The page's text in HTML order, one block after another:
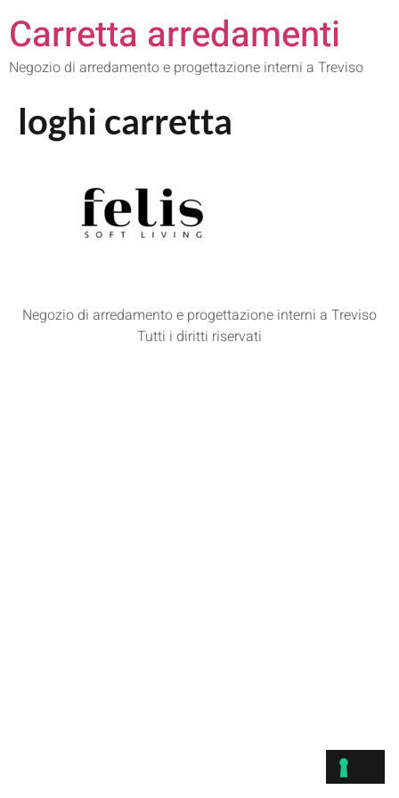
Carretta arredamenti
Negozio di arredamento e progettazione interni a Treviso
loghi carretta
Negozio di arredamento e progettazione interni a Treviso
Tutti i diritti riservati